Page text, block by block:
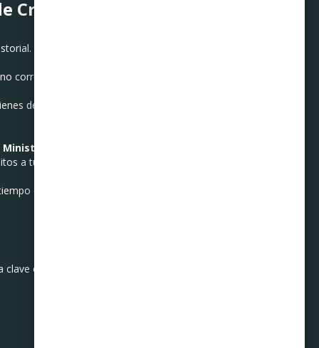
Crédito
corresponden a ti.
derecho a exigir que
Ministerio Público
a tu nombre.
cualquier anomalía.
clave está en